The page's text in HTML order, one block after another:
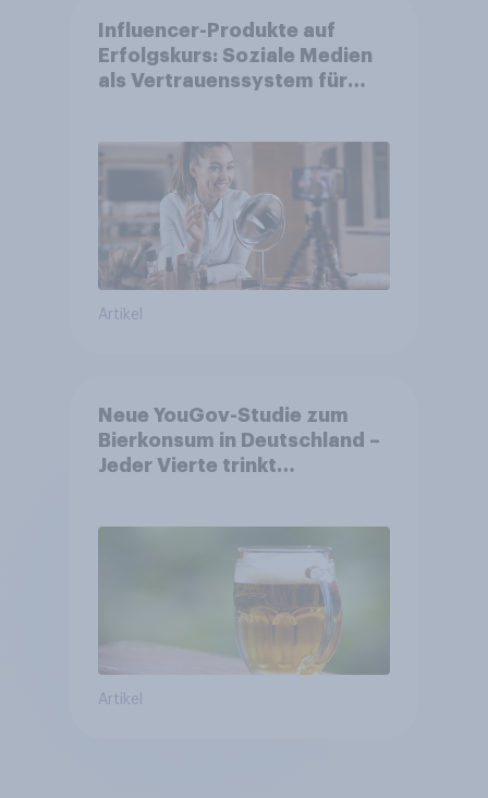
Influencer-Produkte auf
Erfolgskurs: Soziale Medien
als Vertrauenssystem für
Artikel
Neue YouGov-Studie zum
Bierkonsum in Deutschland –
Jeder Vierte trinkt
wächst um über 23 Prozent
Artikel